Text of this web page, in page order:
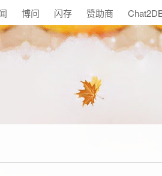
博问 闪存 赞助商